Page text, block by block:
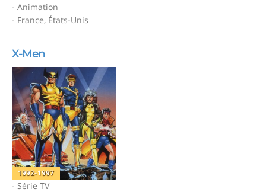
- Animation
- France, États-Unis
X-Men
1992-1997
- Série TV